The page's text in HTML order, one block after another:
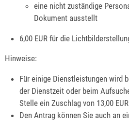
eine nicht zuständige
Dokument ausstellt
6,00 EUR für die
Hinweise:
Für einige Dienstleistungen wird
der Dienstzeit oder beim
Stelle ein Zuschlag von 13,00
Den Antrag können Sie auch an